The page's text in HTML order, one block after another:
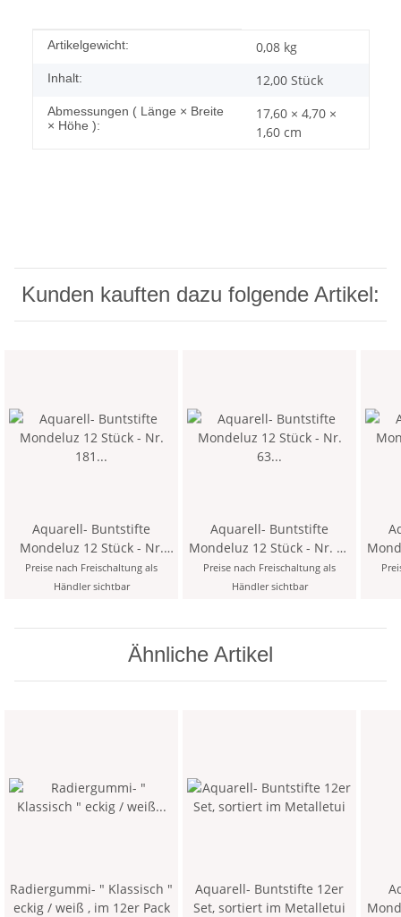
Produkteigenschaft
Wert
Artikelgewicht: 0,08 kg
Inhalt: 12,00 Stück
Abmessungen ( Länge × Breite
× Höhe ):
17,60 × 4,70 ×
1,60 cm
Kunden kauften dazu folgende Artikel:
Aquarell- Buntstifte
Mondeluz 12 Stück - Nr.
181 Windsor Violet
Preise nach Freischaltung als
Händler sichtbar
Aquarell- Buntstifte
Mondeluz 12 Stück - Nr. 63
Light Olive Green
Preise nach Freischaltung als
Händler sichtbar
Ähnliche Artikel
Radiergummi- " Klassisch "
eckig / weiß , im 12er Pack
Aquarell- Buntstifte 12er
Set, sortiert im Metalletui